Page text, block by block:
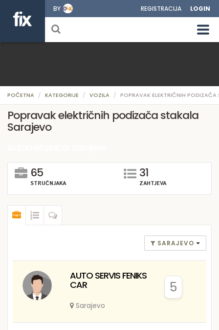
BY REGISTRACIJA LOGIN
POČETNA KATEGORIJE VOZILA POPRAVAK ELEKTRIČNIH PODIZAČA
Popravak električnih podizača stakala
Sarajevo
65
STRUČNJAKA
31
ZAHTJEVA
SARAJEVO
AUTO SERVIS FENIKS
CAR
Sarajevo
5